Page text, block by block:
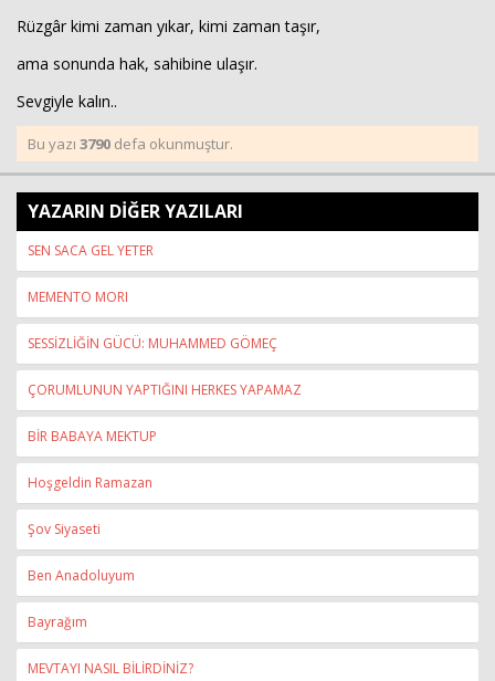
Rüzgâr kimi zaman yıkar, kimi zaman taşır,
ama sonunda hak, sahibine ulaşır.
Sevgiyle kalın..
Bu yazı 3790 defa okunmuştur.
YAZARIN DİĞER YAZILARI
SEN SACA GEL YETER
MEMENTO MORI
SESSİZLİĞİN GÜCÜ: MUHAMMED GÖMEÇ
ÇORUMLUNUN YAPTIĞINI HERKES YAPAMAZ
BİR BABAYA MEKTUP
Hoşgeldin Ramazan
Şov Siyaseti
Ben Anadoluyum
Bayrağım
MEVTAYI NASIL BİLİRDİNİZ?